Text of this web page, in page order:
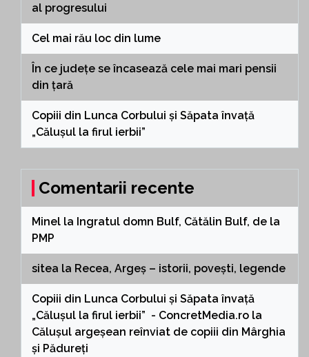
al progresului
Cel mai rău loc din lume
În ce județe se încasează cele mai mari pensii
din țară
Copiii din Lunca Corbului și Săpata învață
„Călușul la firul ierbii”
Comentarii recente
Minel la Ingratul domn Bulf, Cătălin Bulf, de la
PMP
sitea la Recea, Argeș – istorii, povești, legende
Copiii din Lunca Corbului și Săpata învață
„Călușul la firul ierbii” - ConcretMedia.ro la
Călușul argeșean reînviat de copiii din Mârghia
și Pădureți